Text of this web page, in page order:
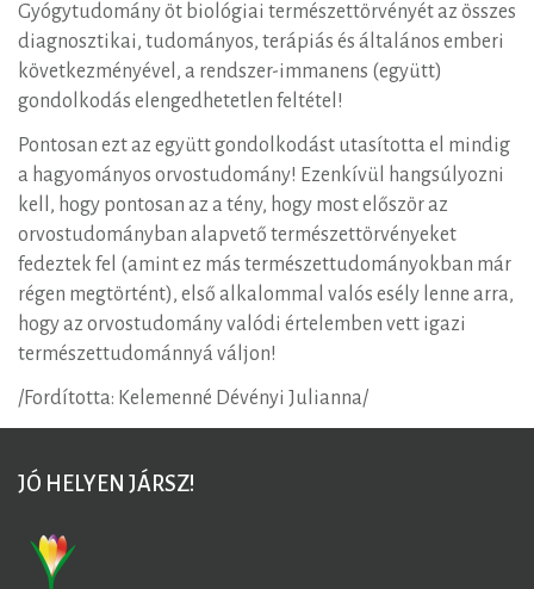
Gyógytudomány öt biológiai természettörvényét az összes
diagnosztikai, tudományos, terápiás és általános emberi
következményével, a rendszer-immanens (együtt)
gondolkodás elengedhetetlen feltétel!
Pontosan ezt az együtt gondolkodást utasította el mindig
a hagyományos orvostudomány! Ezenkívül hangsúlyozni
kell, hogy pontosan az a tény, hogy most először az
orvostudományban alapvető természettörvényeket
fedeztek fel (amint ez más természettudományokban már
régen megtörtént), első alkalommal valós esély lenne arra,
hogy az orvostudomány valódi értelemben vett igazi
természettudománnyá váljon!
/Fordította: Kelemenné Dévényi Julianna/
JÓ HELYEN JÁRSZ!